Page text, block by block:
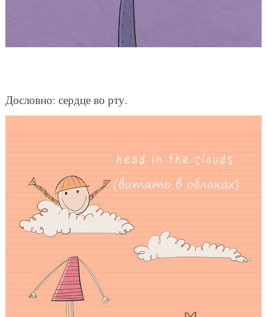
Дословно: сердце во рту.